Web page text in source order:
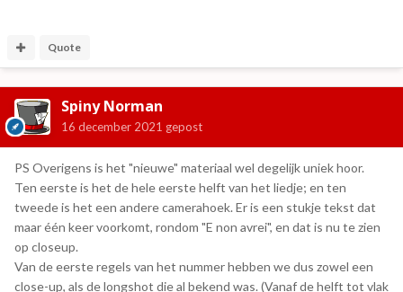
Quote
Spiny Norman
16 december 2021 gepost
PS Overigens is het "nieuwe" materiaal wel degelijk uniek hoor.
Ten eerste is het de hele eerste helft van het liedje; en ten
tweede is het een andere camerahoek. Er is een stukje tekst dat
maar één keer voorkomt, rondom "E non avrei", en dat is nu te zien
op closeup.
Van de eerste regels van het nummer hebben we dus zowel een
close-up, als de longshot die al bekend was. (Vanaf de helft tot vlak